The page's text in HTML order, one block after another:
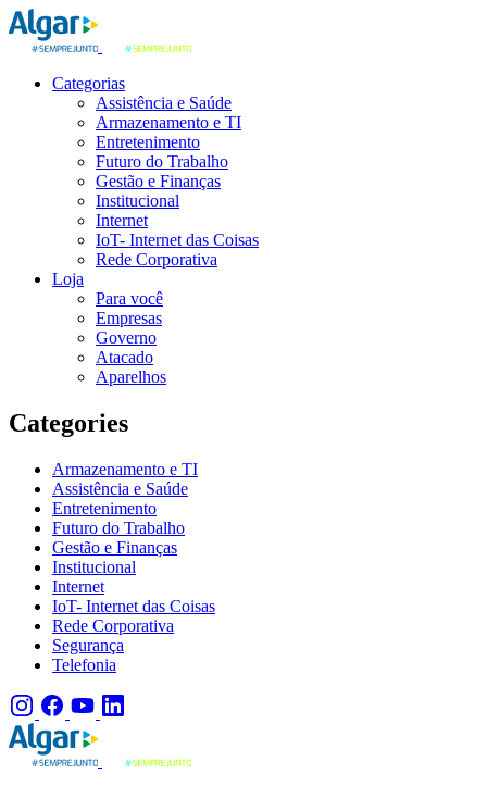
Categorias
Assistência e Saúde
Armazenamento e TI
Entretenimento
Futuro do Trabalho
Gestão e Finanças
Institucional
Internet
IoT- Internet das Coisas
Rede Corporativa
Loja
Para você
Empresas
Governo
Atacado
Aparelhos
Categories
Armazenamento e TI
Assistência e Saúde
Entretenimento
Futuro do Trabalho
Gestão e Finanças
Institucional
Internet
IoT- Internet das Coisas
Rede Corporativa
Segurança
Telefonia